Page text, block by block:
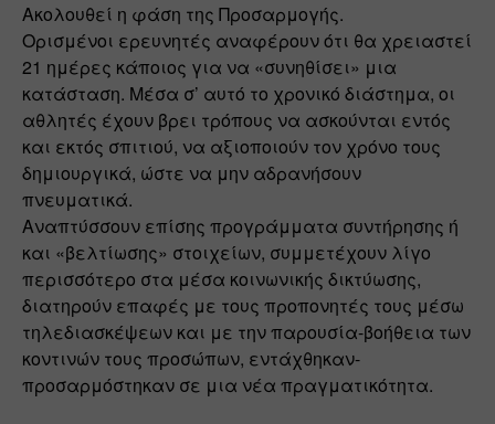
Ακολουθεί η φάση της Προσαρμογής.
Ορισμένοι ερευνητές αναφέρουν ότι θα χρειαστεί
21 ημέρες κάποιος για να «συνηθίσει» μια
κατάσταση. Μέσα σ’ αυτό το χρονικό διάστημα, οι
αθλητές έχουν βρει τρόπους να ασκούνται εντός
και εκτός σπιτιού, να αξιοποιούν τον χρόνο τους
δημιουργικά, ώστε να μην αδρανήσουν
πνευματικά.
Αναπτύσσουν επίσης προγράμματα συντήρησης ή
και «βελτίωσης» στοιχείων, συμμετέχουν λίγο
περισσότερο στα μέσα κοινωνικής δικτύωσης,
διατηρούν επαφές με τους προπονητές τους μέσω
τηλεδιασκέψεων και με την παρουσία-βοήθεια των
κοντινών τους προσώπων, εντάχθηκαν-
προσαρμόστηκαν σε μια νέα πραγματικότητα.